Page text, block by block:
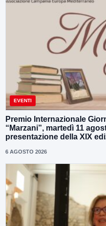
EVENTI
Premio Internazionale
“Marzani”, martedì 11
presentazione della XIX
6 AGOSTO 2026